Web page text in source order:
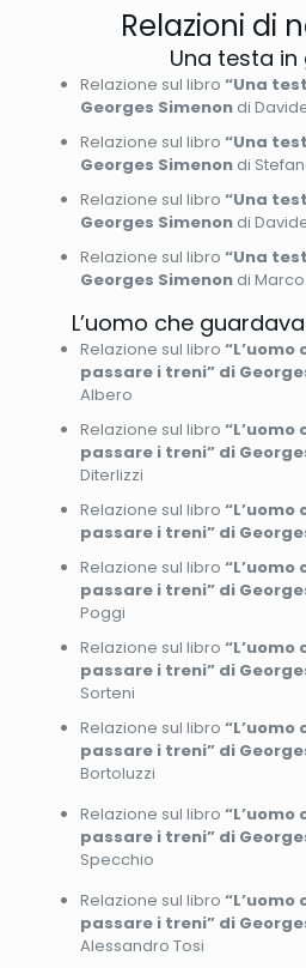
Relazioni di
Una testa in
Relazione sul libro “Una
Georges Simenondi
Relazione sul libro “Una
Georges Simenondi
Relazione sul libro “Una
Georges Simenondi
Relazione sul libro “Una
Georges Simenondi
L’uomo che
Relazione sul libro
passare i treni” di
Albero
Relazione sul libro
passare i treni” di
Diterlizzi
Relazione sul libro
passare i treni” di
Relazione sul libro
passare i treni” di
Poggi
Relazione sul libro
passare i treni” di
Sorteni
Relazione sul libro
passare i treni” di
Bortoluzzi
Relazione sul libro
passare i treni” di
Specchio
Relazione sul libro
passare i treni” di
Alessandro Tosi